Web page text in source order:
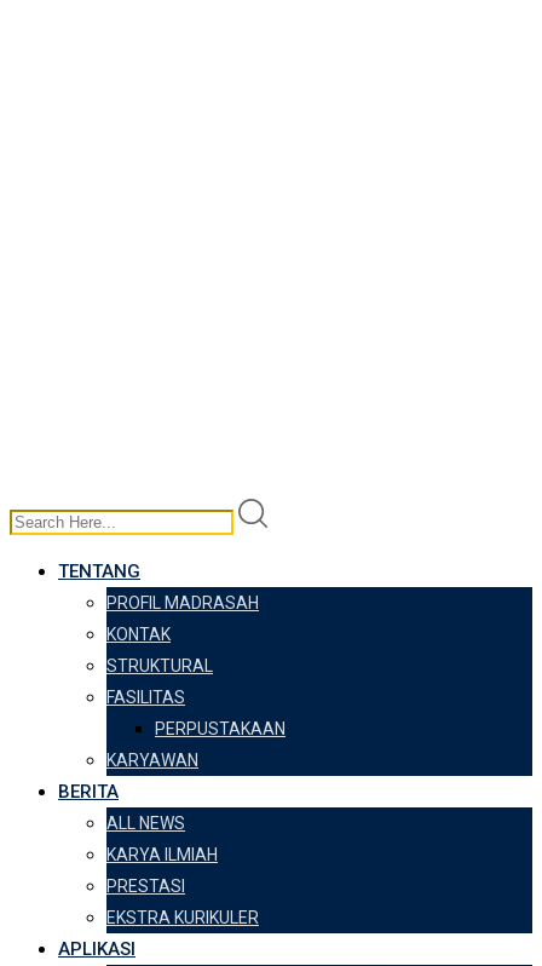
TENTANG
PROFIL MADRASAH
KONTAK
STRUKTURAL
FASILITAS
PERPUSTAKAAN
KARYAWAN
BERITA
ALL NEWS
KARYA ILMIAH
PRESTASI
EKSTRA KURIKULER
APLIKASI